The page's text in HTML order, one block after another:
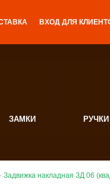
ВХОД ДЛЯ
ЗАМКИ РУЧКИ
Задвижка накладная ЗД 06